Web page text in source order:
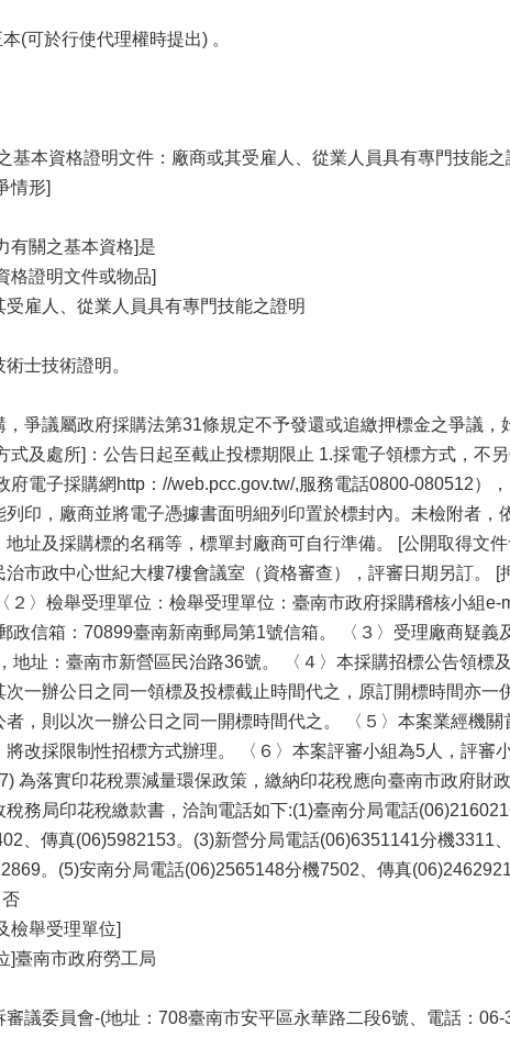
(可於行使代理權時提出) 。
基本資格證明文件：廠商或其受雇人、從業人員具有專門技能
情形]
有關之基本資格]是
格證明文件或物品]
雇人、從業人員具有專門技能之證明
士技術證明。
爭議屬政府採購法第31條規定不予發還或追繳押標金之爭議，
式及處所]：公告日起至截止投標期限止 1.採電子領標方式，不
府電子採購網http：//web.pcc.gov.tw/,服務電話0800-080512）
印，廠商並將電子憑據書面明細列印置於標封內。未檢附者
址及採購標的名稱等，標單封廠商可自行準備。 [公開取得文
市政中心世紀大樓7樓會議室（資格審查），評審日期另訂。
２〉檢舉受理單位：檢舉受理單位：臺南市政府採購稽核小組
政信箱：70899臺南新南郵局第1號信箱。 〈３〉受理廠商疑義
地址：臺南市新營區民治路36號。 〈４〉本採購招標公告領標
一辦公日之同一領標及投標截止時間代之，原訂開標時間亦
者，則以次一辦公日之同一開標時間代之。 〈５〉本案業經機
改採限制性招標方式辦理。 〈６〉本案評審小組為5人，評審
為落實印花稅票減量環保政策，繳納印花稅應向臺南市政府財
稅務局印花稅繳款書，洽詢電話如下:(1)臺南分局電話
、傳真(06)5982153。(3)新營分局電話(06)6351141分機3311
。(5)安南分局電話(06)2565148分機7502、傳真
檢舉受理單位]
]臺南市政府勞工局
審議委員會-(地址：708臺南市安平區永華路二段6號、電話：